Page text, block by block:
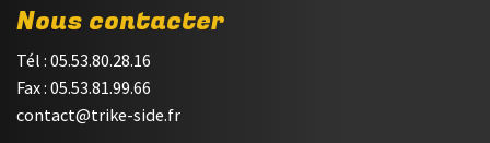
Nous contacter
Tél : 05.53.80.28.16
Fax : 05.53.81.99.66
contact@trike-side.fr